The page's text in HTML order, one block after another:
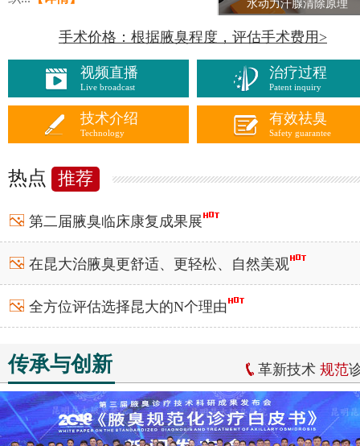
水动力汗腺清除原理
手术价格：根据腋臭程度，评估手术费用>
视频直播
Live broadcast
治疗过程
Patent inquiry
技术介绍
Technology
有效祛臭
Safety guarantee
热点 推荐
第二届腋臭临床康复成果展
在昆大治腋臭更舒适、更轻松、自然美观
全方位评估选择昆大的N个理由
传承与创新 革新技术 规范